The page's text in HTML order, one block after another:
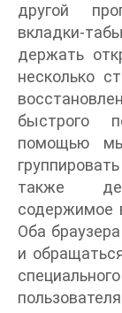
другой
вкладки-
держать
несколько
быстрого
помощью
также
содержимое
Оба
и